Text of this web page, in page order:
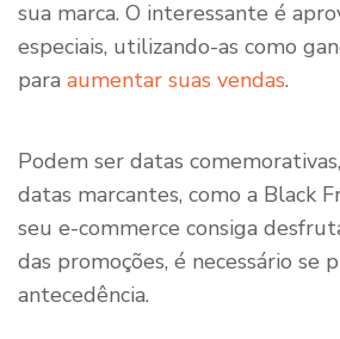
sua marca. O interessante é
especiais, utilizando-as como
para aumentar suas vendas.
Podem ser datas
datas marcantes, como a Black
seu e-commerce consiga
das promoções, é necessário se
antecedência.